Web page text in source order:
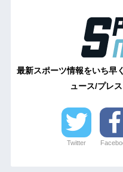
最新スポーツ情報をいち早
ュース/プレ
Twitter